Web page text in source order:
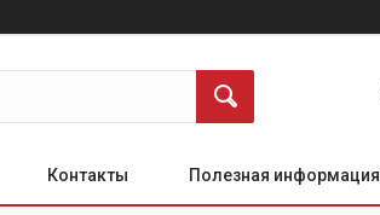
Контакты Полезная информация